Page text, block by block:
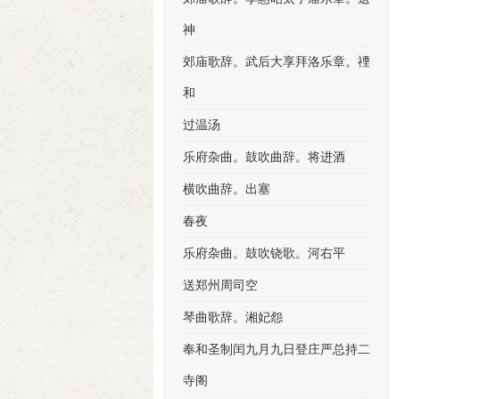
神
郊庙歌辞。武后大享拜洛乐章。禋
和
过温汤
乐府杂曲。鼓吹曲辞。将进酒
横吹曲辞。出塞
春夜
乐府杂曲。鼓吹铙歌。河右平
送郑州周司空
琴曲歌辞。湘妃怨
奉和圣制闰九月九日登庄严总持二
寺阁